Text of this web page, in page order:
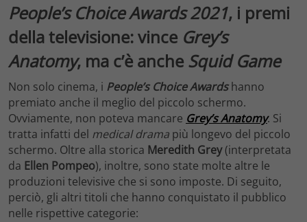
People’s Choice Awards 2021, i premi
della televisione: vince Grey’s
Anatomy, ma c’è anche Squid Game
Non solo cinema, i People’s Choice Awardshanno
premiato anche il meglio del piccolo schermo.
Ovviamente, non poteva mancare Grey’s Anatomy. Si
tratta infatti del medical drama più longevo del piccolo
schermo. Oltre alla storica Meredith Grey(interpretata
da Ellen Pompeo), inoltre, sono state molte altre le
produzioni televisive che si sono imposte. Di seguito,
perciò, gli altri titoli che hanno conquistato il pubblico
nelle rispettive categorie: